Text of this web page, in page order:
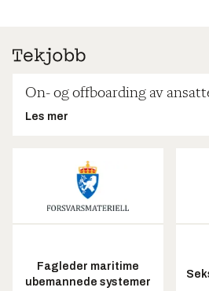
On- og offboarding av
Les mer
Fagleder maritime
ubemannede systemer